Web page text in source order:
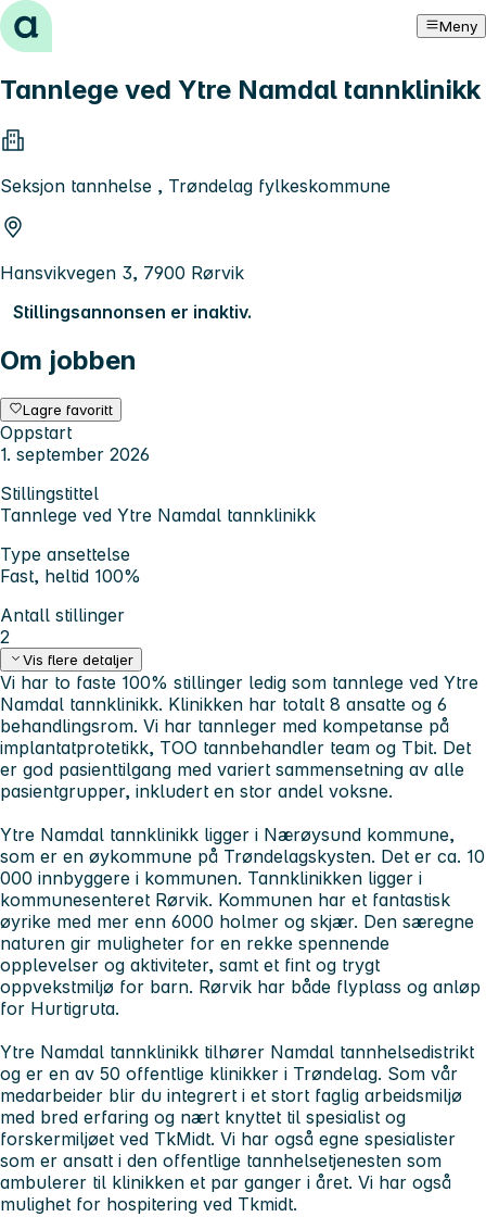
Hopp til innhold Meny
Tannlege ved Ytre Namdal tannklinikk
Seksjon tannhelse , Trøndelag fylkeskommune
Hansvikvegen 3, 7900 Rørvik
Stillingsannonsen er inaktiv.
Om jobben
Lagre favoritt
Oppstart
1. september 2026
Stillingstittel
Tannlege ved Ytre Namdal tannklinikk
Type ansettelse
Fast, heltid 100%
Antall stillinger
2
Vis flere detaljer
Vi har to faste 100% stillinger ledig som tannlege ved Ytre
Namdal tannklinikk. Klinikken har totalt 8 ansatte og 6
behandlingsrom. Vi har tannleger med kompetanse på
implantatprotetikk, TOO tannbehandler team og Tbit. Det
er god pasienttilgang med variert sammensetning av alle
pasientgrupper, inkludert en stor andel voksne.
Ytre Namdal tannklinikk ligger i Nærøysund kommune,
som er en øykommune på Trøndelagskysten. Det er ca. 10
000 innbyggere i kommunen. Tannklinikken ligger i
kommunesenteret Rørvik. Kommunen har et fantastisk
øyrike med mer enn 6000 holmer og skjær. Den særegne
naturen gir muligheter for en rekke spennende
opplevelser og aktiviteter, samt et fint og trygt
oppvekstmiljø for barn. Rørvik har både flyplass og anløp
for Hurtigruta.
Ytre Namdal tannklinikk tilhører Namdal tannhelsedistrikt
og er en av 50 offentlige klinikker i Trøndelag. Som vår
medarbeider blir du integrert i et stort faglig arbeidsmiljø
med bred erfaring og nært knyttet til spesialist og
forskermiljøet ved TkMidt. Vi har også egne spesialister
som er ansatt i den offentlige tannhelsetjenesten som
ambulerer til klinikken et par ganger i året. Vi har også
mulighet for hospitering ved Tkmidt.